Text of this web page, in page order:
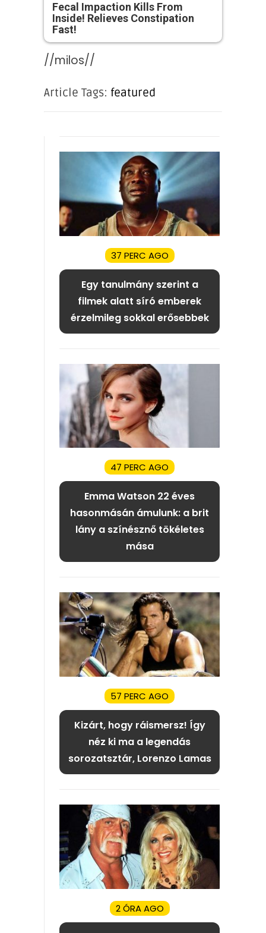
Fecal Impaction Kills From
Inside! Relieves Constipation
Fast!
//milos//
Article Tags: featured
37 PERC AGO
Egy tanulmány szerint a
filmek alatt síró emberek
érzelmileg sokkal erősebbek
47 PERC AGO
Emma Watson 22 éves
hasonmásán ámulunk: a brit
lány a színésznő tökéletes
mása
57 PERC AGO
Kizárt, hogy ráismersz! Így
néz ki ma a legendás
sorozatsztár, Lorenzo Lamas
2 ÓRA AGO